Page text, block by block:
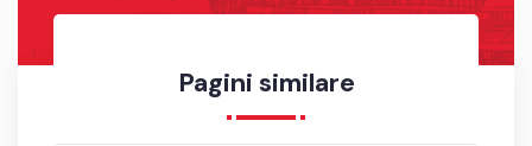
Pagini similare